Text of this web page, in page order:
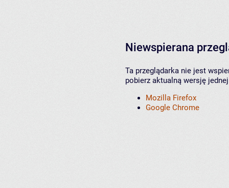
Niewspierana
Ta przeglądarka nie jest
pobierz aktualną wersję
Mozilla Firefox
Google Chrome